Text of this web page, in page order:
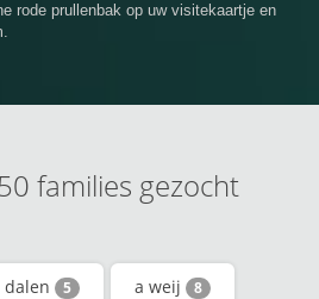
rode prullenbak op uw visitekaartje en
families gezocht
dalen 5 a weij 8